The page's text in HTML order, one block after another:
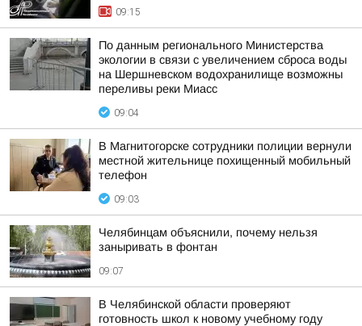
09:15
По данным регионального Министерства
экологии в связи с увеличением сброса воды
на Шершневском водохранилище возможны
переливы реки Миасс
09:04
В Магнитогорске сотрудники полиции вернули
местной жительнице похищенный мобильный
телефон
09:03
Челябинцам объяснили, почему нельзя
заныривать в фонтан
09:07
В Челябинской области проверяют
готовность школ к новому учебному году